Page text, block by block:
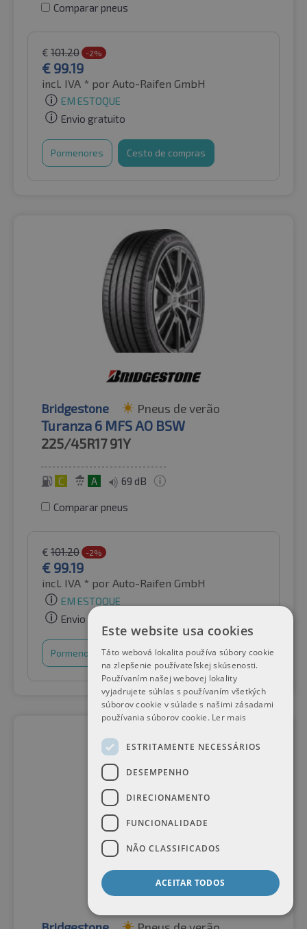
Comparar pneus
€ 101.20 -2%
€ 99.19
incl. IVA * por Auto-Raifen GmbH
EM ESTOQUE
Envio gratuito
Pormenores Cesto de compras
Bridgestone Pneus de verão
Turanza 6 MFS AO BSW
225/45R17 91Y
C A 69 dB
Comparar pneus
€ 101.20 -2%
€ 99.19
incl. IVA * por Auto-Raifen GmbH
EM ESTOQUE
Envio gratuito
Pormenores Cesto de compras
Este website usa cookies
Táto webová lokalita používa súbory cookie
na zlepšenie používateľskej skúsenosti.
Používaním našej webovej lokality
vyjadrujete súhlas s používaním všetkých
súborov cookie v súlade s našimi zásadami
používania súborov cookie. Ler mais
ESTRITAMENTE NECESSÁRIOS
DESEMPENHO
DIRECIONAMENTO
FUNCIONALIDADE
NÃO CLASSIFICADOS
ACEITAR TODOS